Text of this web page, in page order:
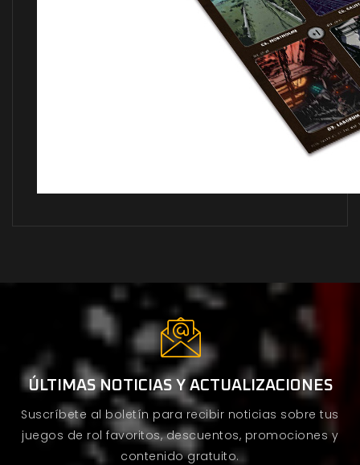
ÚLTIMAS NOTICIAS Y ACTUALIZACIONES
Suscríbete al boletín para recibir noticias sobre tus
juegos de rol favoritos, descuentos, promociones y
contenido gratuito.